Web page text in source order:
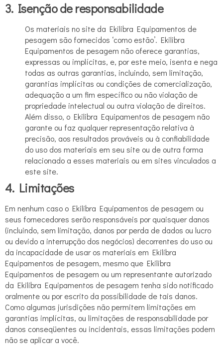
3. Isenção de responsabilidade
Os materiais no site da Ekilibra Equipamentos de
pesagem são fornecidos ‘como estão’. Ekilibra
Equipamentos de pesagem não oferece garantias,
expressas ou implícitas, e, por este meio, isenta e nega
todas as outras garantias, incluindo, sem limitação,
garantias implícitas ou condições de comercialização,
adequação a um fim específico ou não violação de
propriedade intelectual ou outra violação de direitos.
Além disso, o Ekilibra Equipamentos de pesagem não
garante ou faz qualquer representação relativa à
precisão, aos resultados prováveis ou à confiabilidade
do uso dos materiais em seu site ou de outra forma
relacionado a esses materiais ou em sites vinculados a
este site.
4. Limitações
Em nenhum caso o Ekilibra Equipamentos de pesagem ou
seus fornecedores serão responsáveis por quaisquer danos
(incluindo, sem limitação, danos por perda de dados ou lucro
ou devido a interrupção dos negócios) decorrentes do uso ou
da incapacidade de usar os materiais em Ekilibra
Equipamentos de pesagem, mesmo que Ekilibra
Equipamentos de pesagem ou um representante autorizado
da Ekilibra Equipamentos de pesagem tenha sido notificado
oralmente ou por escrito da possibilidade de tais danos.
Como algumas jurisdições não permitem limitações em
garantias implícitas, ou limitações de responsabilidade por
danos conseqüentes ou incidentais, essas limitações podem
não se aplicar a você.